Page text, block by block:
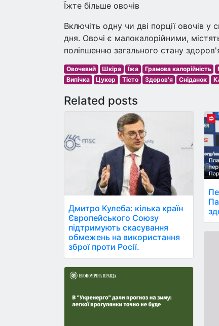
Їжте більше овочів
Включіть одну чи дві порції овочів у
дня. Овочі є малокалорійними,
поліпшенню загального стану
Овочевий Шкіра Їжа Грамова калорійність
Випічка
Цукор Тісто Здоров'я Сніданок
Related posts
Дмитро Кулеба: кілька країн
Європейського Союзу
підтримують скасування
обмежень на використання
зброї проти Росії.